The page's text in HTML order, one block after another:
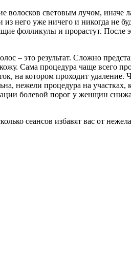
волосков световым лучом,
него уже ничего и никогда не
фолликулы и прорастут. После
– это результат. Сложно
Сама процедура чаще всего
на котором проходит
нежели процедура на
болевой порог у женщин
сеансов избавят вас от